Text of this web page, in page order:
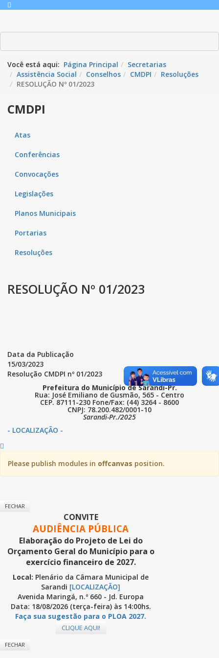
Você está aqui: Página Principal
Secretarias
Assistência Social
Conselhos CMDPI
Resoluções
RESOLUÇÃO Nº 01/2023
CMDPI
Atas
Conferências
Convocações
Legislações
Planos Municipais
Portarias
Resoluções
RESOLUÇÃO Nº 01/2023
Data da Publicação
15/03/2023
Resolução CMDPI nº 01/2023
Prefeitura do Município de Sarandi-Pr.
Rua: José Emiliano de Gusmão, 565 - Centro
CEP. 87111-230 Fone/Fax: (44) 3264 - 8600
CNPJ: 78.200.482/0001-10
Sarandi-Pr./2025
- LOCALIZAÇÃO -
Please publish modules in offcanvas position.
FECHAR
CONVITE
AUDIÊNCIA PÚBLICA
Elaboração do Projeto de Lei do
Orçamento Geral do Município para o
exercício financeiro de 2027.
Local: Plenário da Câmara Municipal de
Sarandi [LOCALIZAÇÃO]
Avenida Maringá, n.º 660 - Jd. Europa
Data: 18/08/2026 (terça-feira) às 14:00hs.
Faça sua sugestão para o PLOA 2027.
CLIQUE AQUI!
FECHAR